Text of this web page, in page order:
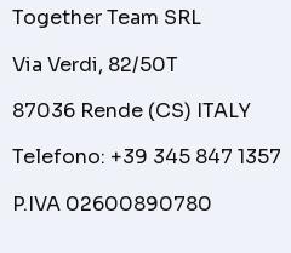
Together Team SRL
Via Verdi, 82/50T
87036 Rende (CS) ITALY
Telefono: +39 345 847 1357
P.IVA 02600890780